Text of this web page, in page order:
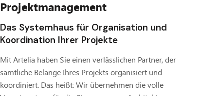
Projektmanagement
Das Systemhaus für Organisation und
Koordination Ihrer Projekte
Mit Artelia haben Sie einen verlässlichen Partner, der
sämtliche Belange Ihres Projekts organisiert und
koordiniert. Das heißt: Wir übernehmen die volle